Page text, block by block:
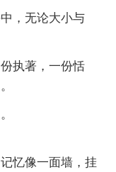
，无论大小与
执著，一份恬
忆像一面墙，挂